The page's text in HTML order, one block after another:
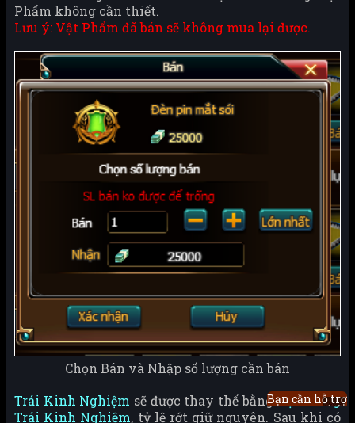
Phẩm không cần thiết.
Lưu ý: Vật Phẩm đã bán sẽ không mua lại được.
Chọn Bán và Nhập số lượng cần bán
Trái Kinh Nghiệm sẽ được thay thế bằngHạt Giống
Trái Kinh Nghiệm, tỷ lệ rớt giữ nguyên. Sau khi có
Bạn cần hỗ trợ